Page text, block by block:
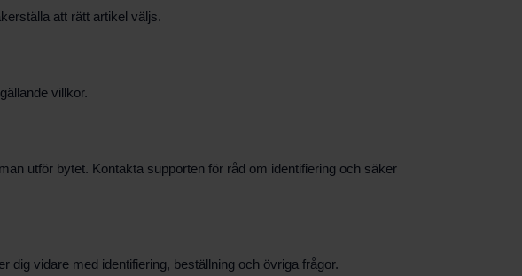
att rätt artikel väljs.
villkor.
utför bytet. Kontakta supporten för råd om identifiering och säker
dig vidare med identifiering, beställning och övriga frågor.